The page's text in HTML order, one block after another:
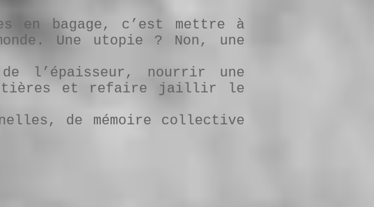
en bagage, c’est mettre à
Une utopie ? Non, une
l’épaisseur, nourrir une
et refaire jaillir le
de mémoire collective